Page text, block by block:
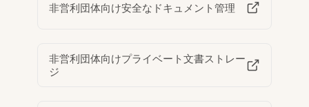
非営利団体向け安全なドキュメント管理
非営利団体向けプライベート文書ストレー
ジ